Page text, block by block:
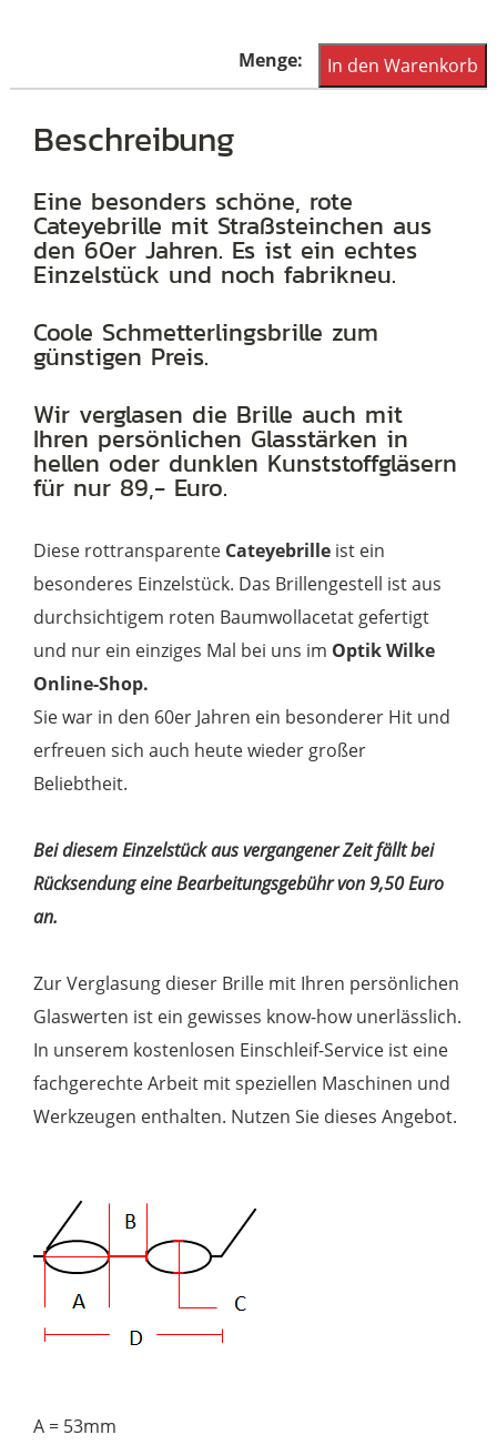
Rote
Cateyebrille
Straßsteinchen
besetzt,
aus
60er
In den Warenkorb
Beschreibung
Eine besonders schöne, rote
Cateyebrille mit Straßsteinchen aus
den 60er Jahren. Es ist ein echtes
Einzelstück und noch fabrikneu.
Coole Schmetterlingsbrille zum
günstigen Preis.
Wir verglasen die Brille auch mit
Ihren persönlichen Glasstärken in
hellen oder dunklen Kunststoffgläsern
für nur 89,- Euro.
Diese rottransparente Cateyebrille ist ein
besonderes Einzelstück. Das Brillengestell ist aus
durchsichtigem roten Baumwollacetat gefertigt
und nur ein einziges Mal bei uns im Optik Wilke
Online-Shop.
Sie war in den 60er Jahren ein besonderer Hit und
erfreuen sich auch heute wieder großer
Beliebtheit.
Bei diesem Einzelstück aus vergangener Zeit fällt bei
Rücksendung eine Bearbeitungsgebühr von 9,50 Euro
an.
Zur Verglasung dieser Brille mit Ihren persönlichen
Glaswerten ist ein gewisses know-how unerlässlich.
In unserem kostenlosen Einschleif-Service ist eine
fachgerechte Arbeit mit speziellen Maschinen und
Werkzeugen enthalten. Nutzen Sie dieses Angebot.
A = 53mm